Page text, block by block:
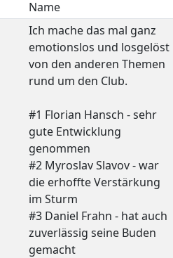
Name
Ich mache das mal ganz
emotionslos und losgelöst
von den anderen Themen
rund um den Club.
#1 Florian Hansch - sehr
gute Entwicklung
genommen
#2 Myroslav Slavov - war
die erhoffte Verstärkung
im Sturm
#3 Daniel Frahn - hat auch
zuverlässig seine Buden
gemacht